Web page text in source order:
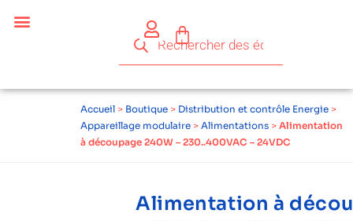
Accueil > Boutique > Distribution et contrôle Energie >
Appareillage modulaire > Alimentations > Alimentation
à découpage 240W – 230..400VAC – 24VDC
Alimentation à